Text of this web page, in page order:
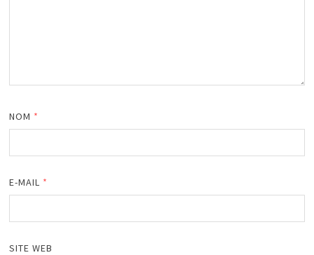
NOM *
E-MAIL *
SITE WEB